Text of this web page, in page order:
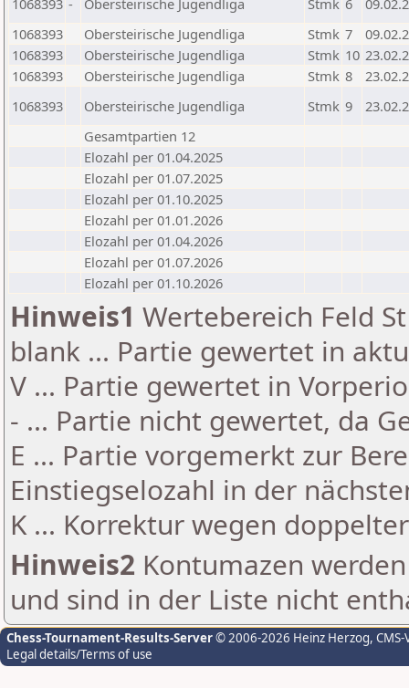
1068393 - Obersteirische Jugendliga Stmk 6
1068393
Obersteirische Jugendliga Stmk 7
1068393
Obersteirische Jugendliga Stmk 10
1068393
Obersteirische Jugendliga Stmk 8
1068393
Obersteirische Jugendliga Stmk 9
Gesamtpartien 12
Elozahl per 01.04.2025
Elozahl per 01.07.2025
Elozahl per 01.10.2025
Elozahl per 01.01.2026
Elozahl per 01.04.2026
Elozahl per 01.07.2026
Elozahl per 01.10.2026
Hinweis1 Wertebereich Feld
blank ... Partie gewertet in
V ... Partie gewertet in
- ... Partie nicht gewertet, da
E ... Partie vorgemerkt zur
Einstiegselozahl in der
K ... Korrektur wegen
Hinweis2 Kontumazen
und sind in der Liste nicht
Chess-Tournament-Results-Server© 2006-2026 Heinz Herzog,
Legal details/Terms of use